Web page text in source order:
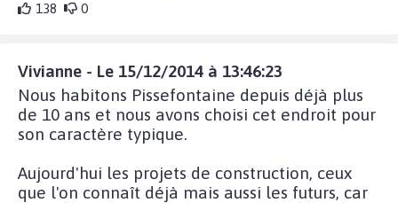
138 0
Vivianne - Le 15/12/2014 à 13:46:23
Nous habitons Pissefontaine depuis déjà plus
de 10 ans et nous avons choisi cet endroit pour
son caractère typique.
Aujourd'hui les projets de construction, ceux
que l'on connaît déjà mais aussi les futurs, car